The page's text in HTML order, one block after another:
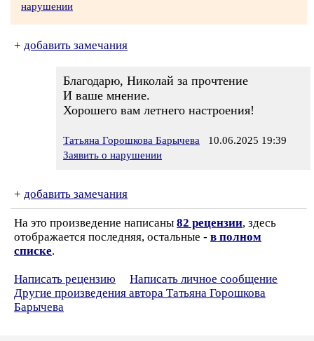
нарушении
+ добавить замечания
Благодарю, Николай за прочтение
И ваше мнение.
Хорошего вам летнего настроения!
Татьяна Горошкова Барычева 10.06.2025 19:39
Заявить о нарушении
+ добавить замечания
На это произведение написаны 82 рецензии, здесь
отображается последняя, остальные - в полном
списке.
Написать рецензию
Написать личное сообщение
Другие произведения автора Татьяна Горошкова
Барычева